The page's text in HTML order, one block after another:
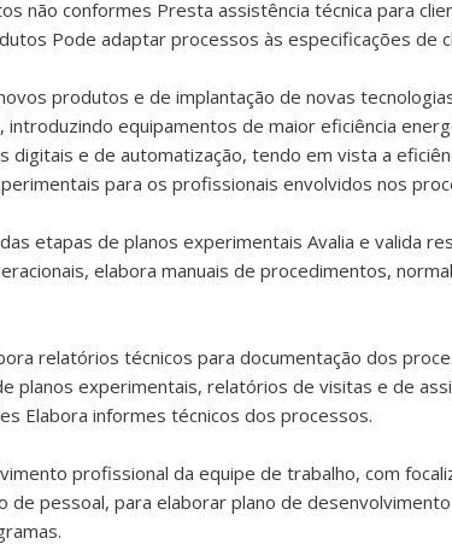
não conformes Presta assistência técnica para
Pode adaptar processos às especificações de
produtos e de implantação de novas
introduzindo equipamentos de maior eficiência
digitais e de automatização, tendo em vista a
para os profissionais envolvidos nos
etapas de planos experimentais Avalia e valida
elabora manuais de procedimentos,
relatórios técnicos para documentação dos
planos experimentais, relatórios de visitas e de
Elabora informes técnicos dos processos.
profissional da equipe de trabalho, com
de pessoal, para elaborar plano de